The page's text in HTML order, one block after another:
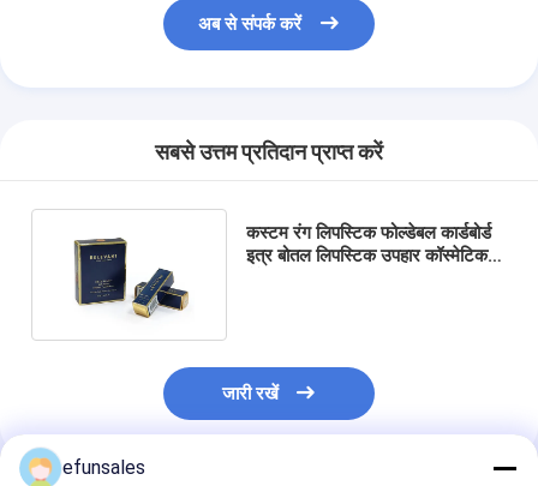
अब से संपर्क करें
सबसे उत्तम प्रतिदान प्राप्त करें
कस्टम रंग लिपस्टिक फोल्डेबल कार्डबोर्ड
इत्र बोतल लिपस्टिक उपहार कॉस्मेटिक
जारी रखें
efunsales